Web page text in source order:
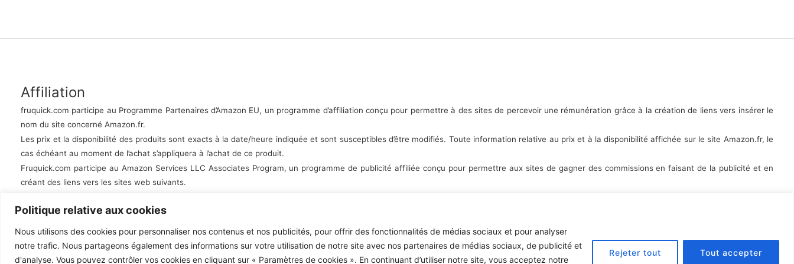
Politique relative aux cookies
Nous utilisons des cookies pour personnaliser nos contenus et nos publicités, pour offrir des fonctionnalités de médias sociaux et pour analyser
notre trafic. Nous partageons également des informations sur votre utilisation de notre site avec nos partenaires de médias sociaux, de publicité et
d'analyse. Vous pouvez contrôler vos cookies en cliquant sur « Paramètres de cookies ». En continuant d’utiliser notre site, vous acceptez notre
Rejeter tout Tout accepter
Affiliation
fruquick.com participe au Programme Partenaires d’Amazon EU, un programme d’affiliation conçu pour permettre à des sites de percevoir une rémunération grâce à la création de liens vers insérer le
nom du site concerné Amazon.fr.
Les prix et la disponibilité des produits sont exacts à la date/heure indiquée et sont susceptibles d’être modifiés. Toute information relative au prix et à la disponibilité affichée sur le site Amazon.fr, le
cas échéant au moment de l’achat s’appliquera à l’achat de ce produit.
Fruquick.com participe au Amazon Services LLC Associates Program, un programme de publicité affiliée conçu pour permettre aux sites de gagner des commissions en faisant de la publicité et en
créant des liens vers les sites web suivants.